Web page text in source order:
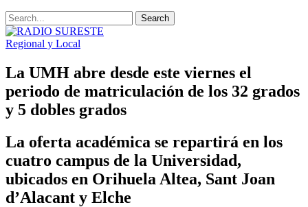
Regional y Local
La UMH abre desde este viernes el
periodo de matriculación de los 32 grados
y 5 dobles grados
La oferta académica se repartirá en los
cuatro campus de la Universidad,
ubicados en Orihuela Altea, Sant Joan
d’Alacant y Elche